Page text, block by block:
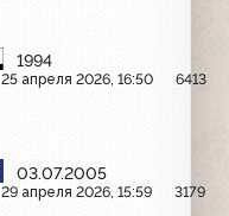
1994
25 апреля 2026, 16:50 6413
03.07.2005
29 апреля 2026, 15:59 3179